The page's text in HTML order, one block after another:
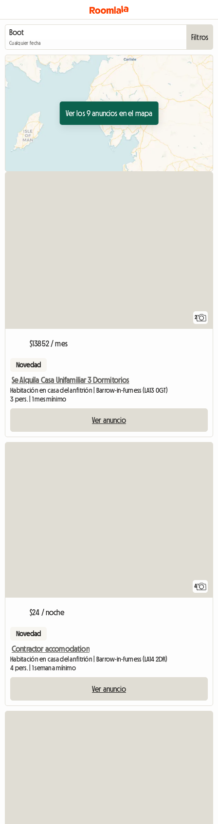
Cualquier fecha
Filtros
Ver los 9 anuncios en el mapa
2
$13852 / mes
Novedad
Se Alquila Casa Unifamiliar 3 Dormitorios
Habitación en casa del anfitrión | Barrow-in-Furness (LA13 0GT)
3 pers. | 1 mes mínimo
Ver anuncio
4
$24 / noche
Novedad
Contractor accomodation
Habitación en casa del anfitrión | Barrow-in-Furness (LA14 2DR)
4 pers. | 1 semana mínimo
Ver anuncio